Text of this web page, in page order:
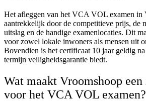
Het afleggen van het VCA VOL examen in
aantrekkelijk door de competitieve prijs, de
uitslag en de handige examenlocaties. Dit
voor zowel lokale inwoners als mensen uit
Bovendien is het certificaat 10 jaar geldig
termijn veiligheidsgarantie biedt.
Wat maakt Vroomshoop
voor het VCA VOL examen?